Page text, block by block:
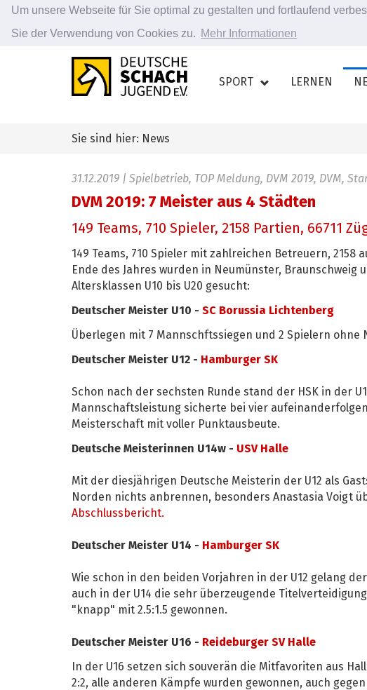
Um unsere Webseite für Sie optimal zu gestalten und fortlaufend
Sie der Verwendung von Cookies zu. Mehr Informationen
SPORT LERNEN
Sie sind hier: News
31.12.2019 | Spielbetrieb, TOP Meldung, DVM 2019, DVM,
DVM 2019: 7 Meister aus 4 Städten
149 Teams, 710 Spieler, 2158 Partien, 66711
149 Teams, 710 Spieler mit zahlreichen Betreuern,
Ende des Jahres wurden in Neumünster,
Altersklassen U10 bis U20 gesucht:
Deutscher Meister U10 - SC Borussia Lichtenberg
Überlegen mit 7 Mannschftssiegen und 2 Spielern
Deutscher Meister U12 - Hamburger SK
Schon nach der sechsten Runde stand der HSK in der
Mannschaftsleistung sicherte bei vier
Meisterschaft mit voller Punktausbeute.
Deutsche Meisterinnen U14w - USV Halle
Mit der diesjährigen Deutsche Meisterin der U12 als
Norden nichts anbrennen, besonders Anastasia Voigt
Abschlussbericht.
Deutscher Meister U14 - Hamburger SK
Wie schon in den beiden Vorjahren in der U12 gelang
auch in der U14 die sehr überzeugende
"knapp" mit 2.5:1.5 gewonnen.
Deutscher Meister U16 - Reideburger SV Halle
In der U16 setzen sich souverän die Mitfavoriten aus
2:2, alle anderen Kämpfe wurden gewonnen, auch